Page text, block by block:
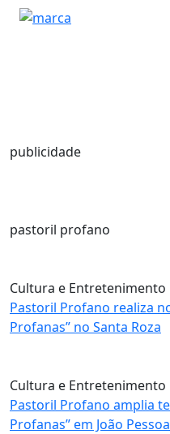
publicidade
pastoril profano
Cultura e Entretenimento
Pastoril Profano realiza
Profanas” no Santa Roza
Cultura e Entretenimento
Pastoril Profano amplia
Profanas” em João Pessoa